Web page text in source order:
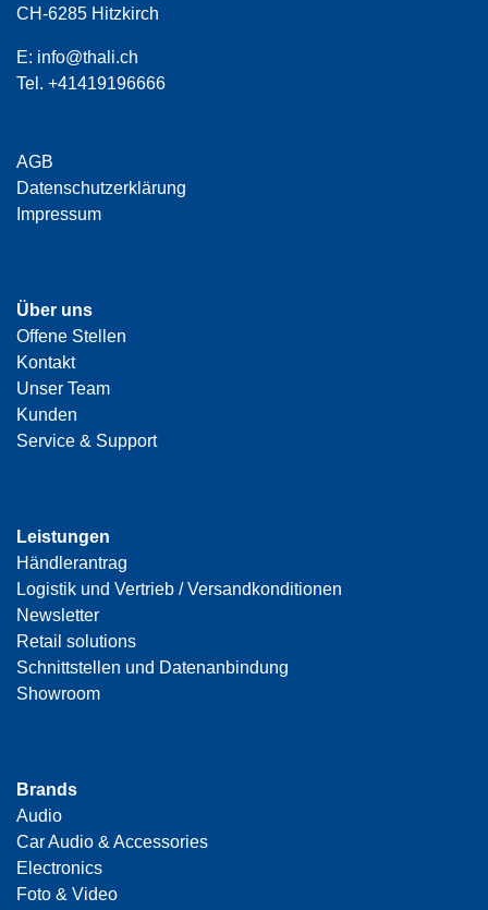
CH-6285 Hitzkirch
E: info@thali.ch
Tel. +41419196666
AGB
Datenschutzerklärung
Impressum
Über uns
Offene Stellen
Kontakt
Unser Team
Kunden
Service & Support
Leistungen
Händlerantrag
Logistik und Vertrieb / Versandkonditionen
Newsletter
Retail solutions
Schnittstellen und Datenanbindung
Showroom
Brands
Audio
Car Audio & Accessories
Electronics
Foto & Video